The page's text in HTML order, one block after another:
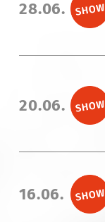
28.06.
20.06.
16.06.